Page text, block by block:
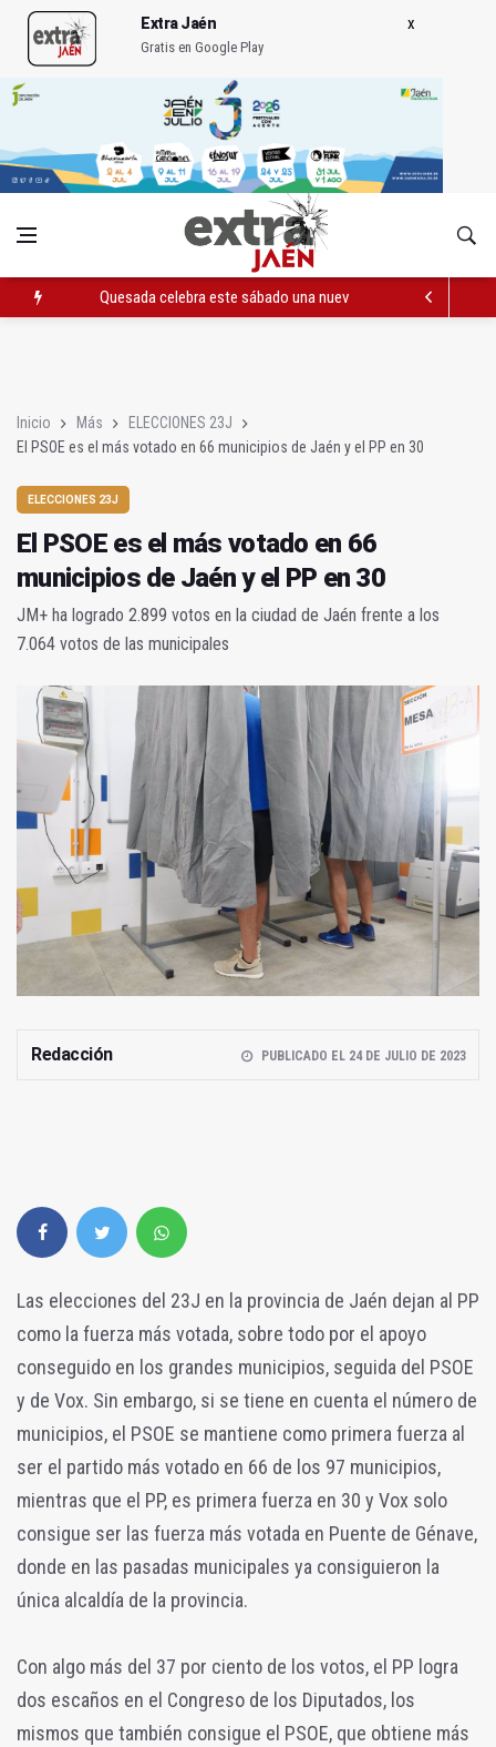
Extra Jaén
Gratis en Google Play
Quesada celebra este sábado una nueva jornada de Orgullo
Inicio Más
ELECCIONES 23J
El PSOE es el más votado en 66 municipios de Jaén y el PP en 30
ELECCIONES 23J
El PSOE es el más votado en 66
municipios de Jaén y el PP en 30
JM+ ha logrado 2.899 votos en la ciudad de Jaén frente a los
7.064 votos de las municipales
Redacción PUBLICADO EL 24 DE JULIO DE 2023
Las elecciones del 23J en la provincia de Jaén dejan al PP
como la fuerza más votada, sobre todo por el apoyo
conseguido en los grandes municipios, seguida del PSOE
y de Vox. Sin embargo, si se tiene en cuenta el número de
municipios, el PSOE se mantiene como primera fuerza al
ser el partido más votado en 66 de los 97 municipios,
mientras que el PP, es primera fuerza en 30 y Vox solo
consigue ser las fuerza más votada en Puente de Génave,
donde en las pasadas municipales ya consiguieron la
única alcaldía de la provincia.
Con algo más del 37 por ciento de los votos, el PP logra
dos escaños en el Congreso de los Diputados, los
mismos que también consigue el PSOE, que obtiene más